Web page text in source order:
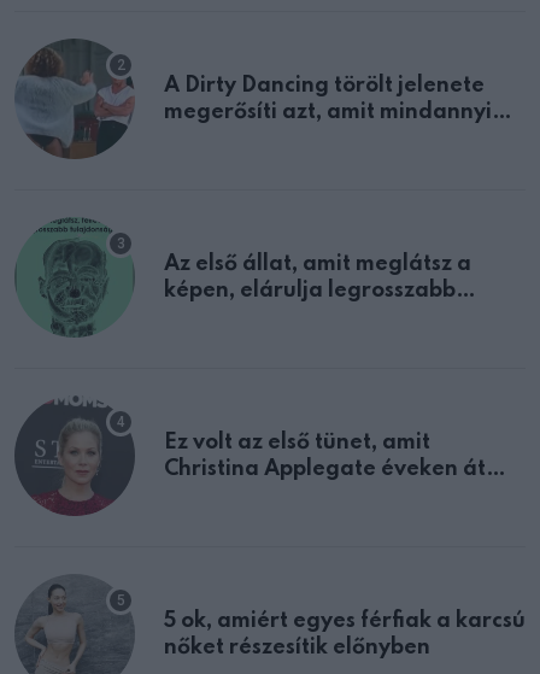
A Dirty Dancing törölt jelenete
megerősíti azt, amit mindannyian
Az első állat, amit meglátsz a
képen, elárulja legrosszabb
Ez volt az első tünet, amit
Christina Applegate éveken át
5 ok, amiért egyes férfiak a karcsú
nőket részesítik előnyben